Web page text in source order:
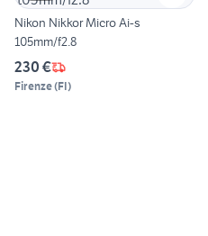
Nikon Nikkor Micro Ai-s
105mm/f2.8
230 €
Firenze(FI)